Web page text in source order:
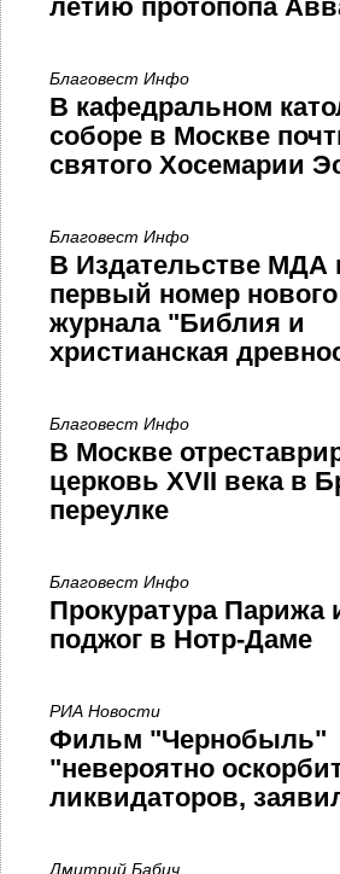
летию протопопа
Благовест Инфо
В кафедральном
соборе в Москве
святого Хосемарии
Благовест Инфо
В Издательстве
первый номер нового
журнала "Библия и
христианская
Благовест Инфо
В Москве
церковь XVII века в
переулке
Благовест Инфо
Прокуратура Парижа
поджог в Нотр-Даме
РИА Новости
Фильм "Чернобыль"
"невероятно
ликвидаторов,
Дмитрий Бабич